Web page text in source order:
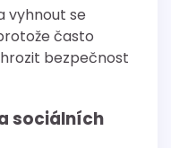
vyhnout se
často
bezpečnost
sociálních